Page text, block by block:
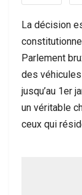
La décision
Parlement
des
jusqu’au 1er
un véritable
ceux qui